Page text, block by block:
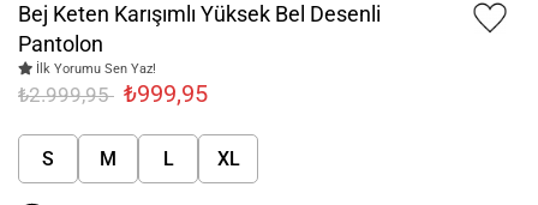
Bej Keten Karışımlı Yüksek Bel Desenli
Pantolon
İlk Yorumu Sen Yaz!
₺2.999,95 ₺999,95
S M L XL